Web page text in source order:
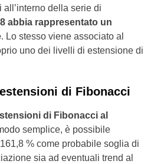
della serie di
abbia rappresentato un
. Lo stesso viene associato al
uno dei livelli di estensione di
di Fibonacci
di Fibonacci al
semplice, è possibile
% come probabile soglia di
sia ad eventuali trend al